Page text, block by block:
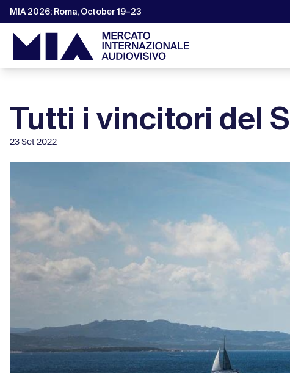
MIA 2026: Roma, October 19–23
Tutti i vincitori del
23 Set 2022